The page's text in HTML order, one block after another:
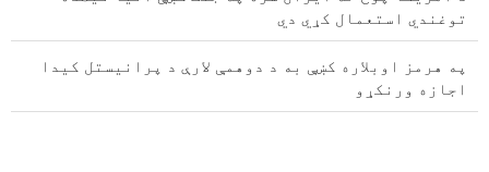
توغندي استعمال کړي دي
په هرمز اوبلاره کښې به د دوهمې لارې د پرانیستل کیدا
اجازه ورنکړو